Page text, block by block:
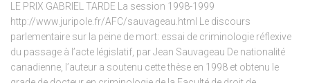
LE PRIX GABRIEL TARDE La session 1998-1999
http://www.juripole.fr/AFC/sauvageau.html Le discours
parlementaire sur la peine de mort: essai de criminologie réflexive
du passage à l’acte législatif, par Jean Sauvageau De nationalité
canadienne, l’auteur a soutenu cette thèse en 1998 et obtenu le